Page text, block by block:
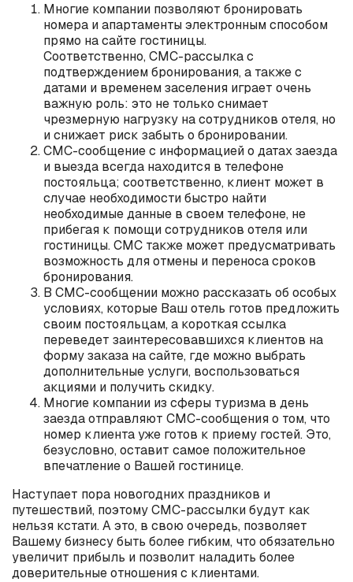
Многие компании позволяют бронировать
номера и апартаменты электронным способом
прямо на сайте гостиницы.
Соответственно, СМС-рассылка с
подтверждением бронирования, а также с
датами и временем заселения играет очень
важную роль: это не только снимает
чрезмерную нагрузку на сотрудников отеля, но
и снижает риск забыть о бронировании.
СМС-сообщение с информацией о датах заезда
и выезда всегда находится в телефоне
постояльца; соответственно, клиент может в
случае необходимости быстро найти
необходимые данные в своем телефоне, не
прибегая к помощи сотрудников отеля или
гостиницы. СМС также может предусматривать
возможность для отмены и переноса сроков
бронирования.
В СМС-сообщении можно рассказать об особых
условиях, которые Ваш отель готов предложить
своим постояльцам, а короткая ссылка
переведет заинтересовавшихся клиентов на
форму заказа на сайте, где можно выбрать
дополнительные услуги, воспользоваться
акциями и получить скидку.
Многие компании из сферы туризма в день
заезда отправляют СМС-сообщения о том, что
номер клиента уже готов к приему гостей. Это,
безусловно, оставит самое положительное
впечатление о Вашей гостинице.
Наступает пора новогодних праздников и
путешествий, поэтому СМС-рассылки будут как
нельзя кстати. А это, в свою очередь, позволяет
Вашему бизнесу быть более гибким, что обязательно
увеличит прибыль и позволит наладить более
доверительные отношения с клиентами.